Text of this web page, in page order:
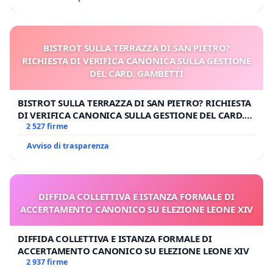
BISTROT SULLA TERRAZZA DI SAN PIETRO?
RICHIESTA DI VERIFICA CANONICA SULLA GESTIONE
DEL CARD. GAMBETTI
BISTROT SULLA TERRAZZA DI SAN PIETRO? RICHIESTA
DI VERIFICA CANONICA SULLA GESTIONE DEL CARD.
GAMBETTI
2 527 firme
Avviso di trasparenza
DIFFIDA COLLETTIVA E ISTANZA FORMALE DI
ACCERTAMENTO CANONICO SU ELEZIONE LEONE XIV
DIFFIDA COLLETTIVA E ISTANZA FORMALE DI
ACCERTAMENTO CANONICO SU ELEZIONE LEONE XIV
2 937 firme